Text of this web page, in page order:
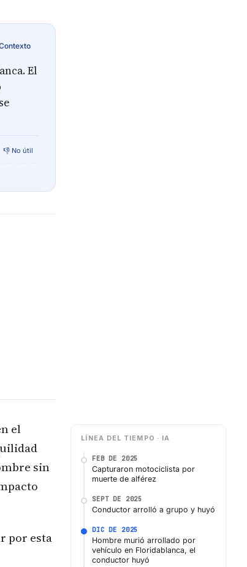
El
👎 No útil
el
sin
por esta
LÍNEA DEL TIEMPO · IA
FEB DE 2025
Capturaron motociclista por
muerte de alférez
SEPT DE 2025
Conductor arrolló a grupo y huyó
DIC DE 2025
Hombre murió arrollado por
vehículo en Floridablanca, el
conductor huyó